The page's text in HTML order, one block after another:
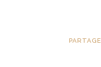
PARTAGE